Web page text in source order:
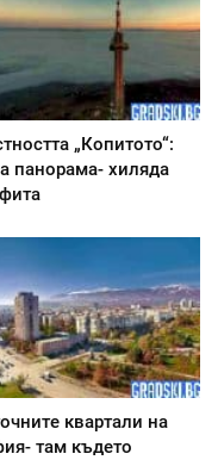
„Копитото“:
панорама- хиляда
квартали на
там където